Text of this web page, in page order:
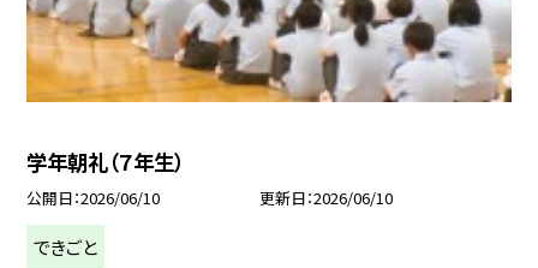
学年朝礼（７年生）
公開日 2026/06/10 更新日 2026/06/10
できごと